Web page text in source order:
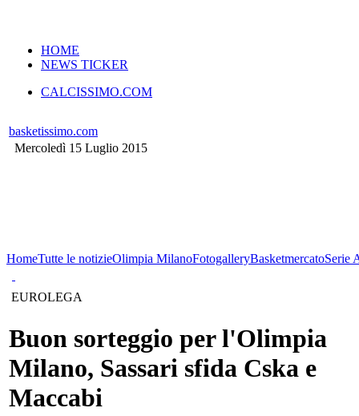
HOME
NEWS TICKER
CALCISSIMO.COM
basketissimo.com
Mercoledì 15 Luglio 2015
HomeTutte le notizieOlimpia MilanoFotogalleryBasketmercatoSerie
EUROLEGA
Buon sorteggio per l'Olimpia
Milano, Sassari sfida Cska e
Maccabi